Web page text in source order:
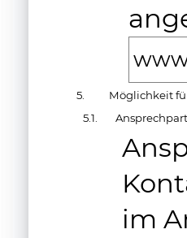
5.
Möglichkeit
5.1.
im